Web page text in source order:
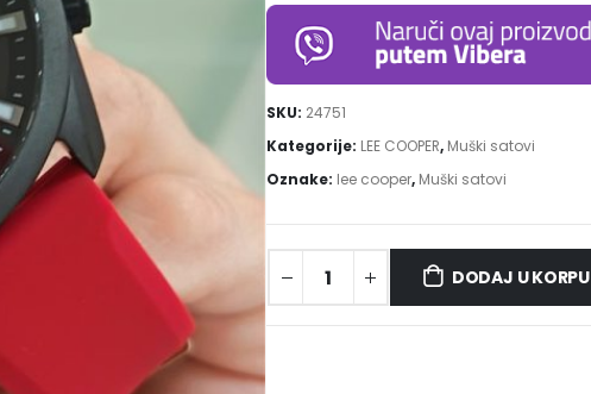
SKU: 24751
Kategorije: LEE COOPER, Muški satovi
Oznake: lee cooper, Muški satovi
DODAJ U KORPU